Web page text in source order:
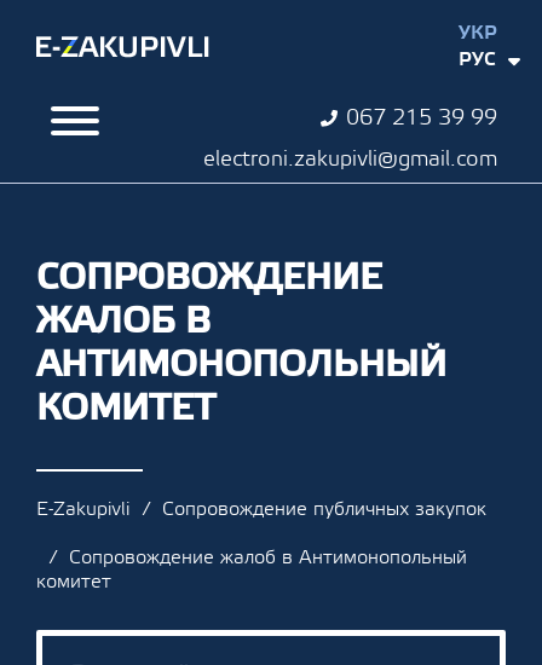
067 215 39 99
electroni.zakupivli@gmail.com
УКР
РУС
СОПРОВОЖДЕНИЕ
ЖАЛОБ В
АНТИМОНОПОЛЬНЫЙ
КОМИТЕТ
E-Zakupivli
Сопровождение публичных закупок
Сопровождение жалоб в Антимонопольный
комитет